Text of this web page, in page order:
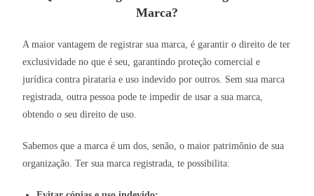
Marca?
A maior vantagem de registrar sua marca, é garantir o direito de ter
exclusividade no que é seu, garantindo proteção comercial e
jurídica contra pirataria e uso indevido por outros. Sem sua marca
registrada, outra pessoa pode te impedir de usar a sua marca,
obtendo o seu direito de uso.
Sabemos que a marca é um dos, senão, o maior patrimônio de sua
organização. Ter sua marca registrada, te possibilita: